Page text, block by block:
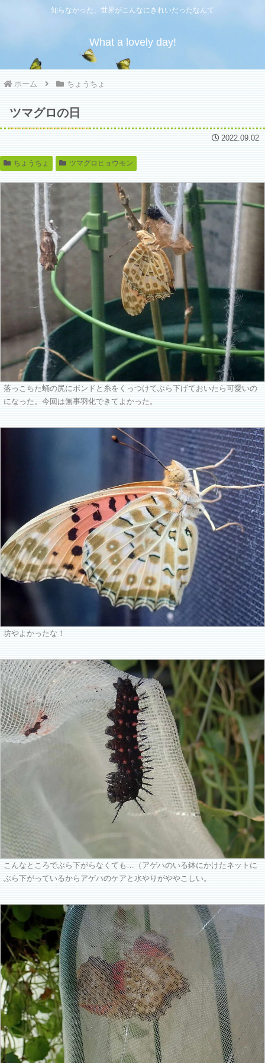
知らなかった、世界がこんなにきれいだったなんて
What a lovely day!
ホーム ちょうちょ
ツマグロの日
2022.09.02
ちょうちょ ツマグロヒョウモン
落っこちた蛹の尻にボンドと糸をくっつけてぶら下げておいたら可愛いの
になった。今回は無事羽化できてよかった。
坊やよかったな！
こんなところでぶら下がらなくても…（アゲハのいる鉢にかけたネットに
ぶら下がっているからアゲハのケアと水やりがややこしい。